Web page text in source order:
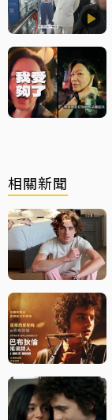
相關新聞